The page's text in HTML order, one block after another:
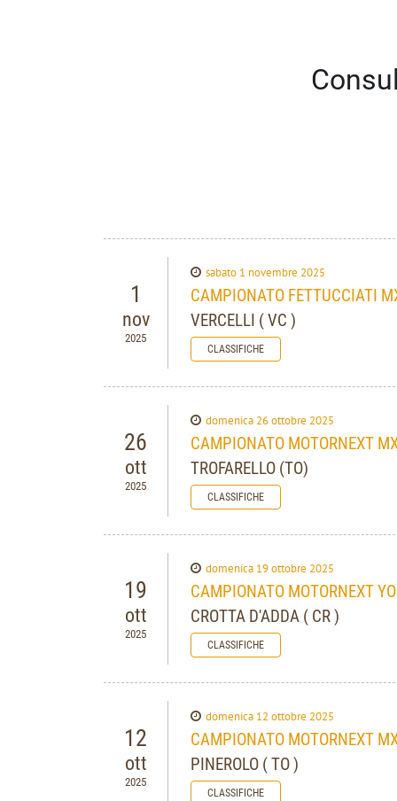
1
nov
2025
sabato 1 novembre 2025
CAMPIONATO FETTUCCIATI
VERCELLI ( VC )
CLASSIFICHE
26
ott
2025
domenica 26 ottobre 2025
CAMPIONATO MOTORNEXT
TROFARELLO (TO)
CLASSIFICHE
19
ott
2025
domenica 19 ottobre 2025
CAMPIONATO MOTORNEXT
CROTTA D'ADDA ( CR )
CLASSIFICHE
12
ott
2025
domenica 12 ottobre 2025
CAMPIONATO MOTORNEXT
PINEROLO ( TO )
CLASSIFICHE